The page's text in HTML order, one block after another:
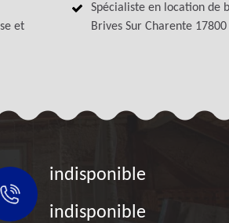
et
Spécialiste en location de
Brives Sur Charente 17800
indisponible
indisponible